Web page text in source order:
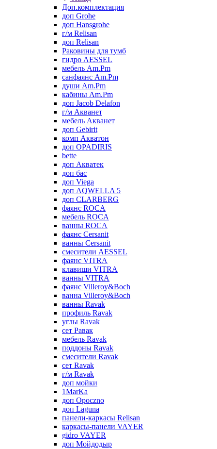
Доп.комплектация
доп Grohe
доп Hansgrohe
г/м Relisan
доп Relisan
Раковины для тумб
гидро AESSEL
мебель Am.Pm
санфаянс Am.Pm
души Am.Pm
кабины Am.Pm
доп Jacob Delafon
г/м Акванет
мебель Акванет
доп Gebirit
комп Акватон
доп OPADIRIS
bette
доп Акватек
доп бас
доп Viega
доп AQWELLA 5
доп CLARBERG
фаянс ROCA
мебель ROCA
ванны ROCA
фаянс Cersanit
ванны Cersanit
смесители AESSEL
фаянс VITRA
клавиши VITRA
ванны VITRA
фаянс Villeroy&Boch
ванна Villeroy&Boch
ванны Ravak
профиль Ravak
углы Ravak
сет Равак
мебель Ravak
поддоны Ravak
смесители Ravak
сет Ravak
г/м Ravak
доп мойки
1MarKa
доп Opoczno
доп Laguna
панели-каркасы Relisan
каркасы-панели VAYER
gidro VAYER
доп Мойдодыр